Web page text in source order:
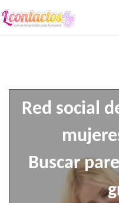
Red social
Buscar